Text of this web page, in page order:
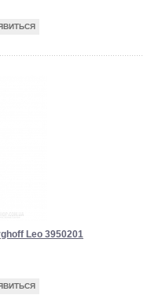
Leo 3950201